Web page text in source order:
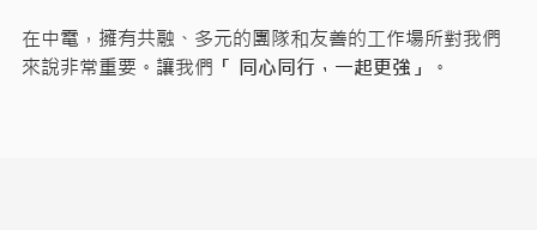
在中電，擁有共融、多元的團隊和友善的工作場所對我們
來說非常重要。讓我們 「 同心同行，一起更強」 。